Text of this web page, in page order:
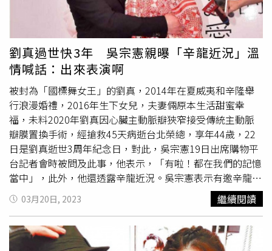
而正在日本進修的她，希望今年有機會能參與日本最大同人
展「Comike」。個性帶點淘氣的王亦彤Angela考慮扮《珍
珠美人魚》寶生波音跟粉絲一起慶生。（圖／17LIVE提
供）個性帶點淘氣的王亦彤Angela平時喜歡可愛型的角色，
曾裝扮過《我推的孩子》愛、《庫洛魔法使》小櫻及希臘女
神，表示這次主題月剛好也遇到自己生日，考慮扮《珍珠美
人魚》寶生波音跟粉絲一起慶生。長相甜美的17主播「小
霓 」發現粉絲很喜歡自己變裝造型開播，才增加變裝頻率。
（圖／17LIVE提供）長相甜美的小霓霓不時以變裝造型開
播，一開始是萬聖節時的臨時起意，意外發現粉絲很喜歡，
才增加變裝頻率；而比起漂亮造型，她更喜歡相撲裝這類搞
怪路線，分享最愛的一套造型是「蜜蜂身體、鯊魚頭（諧音
「傻B」）」，這種高反差風格怎能讓人不喜歡！瑋庭
Angela因工作接觸到cosplay，期許自己未來也能推出專業
cosplay的作品。（圖／17LIVE提供）而有意轉往專業
coser發展的瑋庭Angela則偏好可愛兼具性感的角色，表示
劉真過世快3年 吳宗憲親曝「辛龍近況」溫
情喊話：出來表演啊
被封為「國標舞女王」的劉真，2014年在夏威夷和辛隆舉
行浪漫婚禮，2016年生下女兒，夫妻倆原本生活甜蜜幸
福，未料2020年劉真因心臟主動脈瓣狹窄接受傳統主動脈
瓣膜置換手術，經搶救45天病逝台北榮總，享年44歲，22
日是劉真逝世3周年紀念日，對此，吳宗憲19日出席購物平
台記者會時被問及此事，他表示，「有啦！都在我們的記憶
當中」，此外，他還透露辛龍近況。吳宗憲表示有邀辛龍出
來社會替大家服務。（圖／三立新聞網）劉真於2020年逝
世，老公辛龍走不出喪妻之痛，許久未在螢光幕前露面。據
《三立新聞網》報導，辛龍的前老闆吳宗憲19日參與東森購
物直播時表示，劉真的美好一直在大家的記憶中，也透露有
03月20日, 2023 繼續閱讀